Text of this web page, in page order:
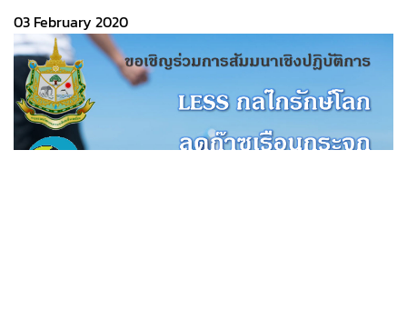
03 February 2020